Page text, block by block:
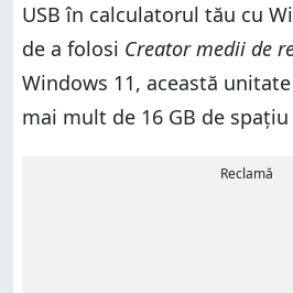
USB în calculatorul tău cu
de a folosi Creator medii de
Windows 11, această
mai mult de 16 GB de spațiu
Reclamă